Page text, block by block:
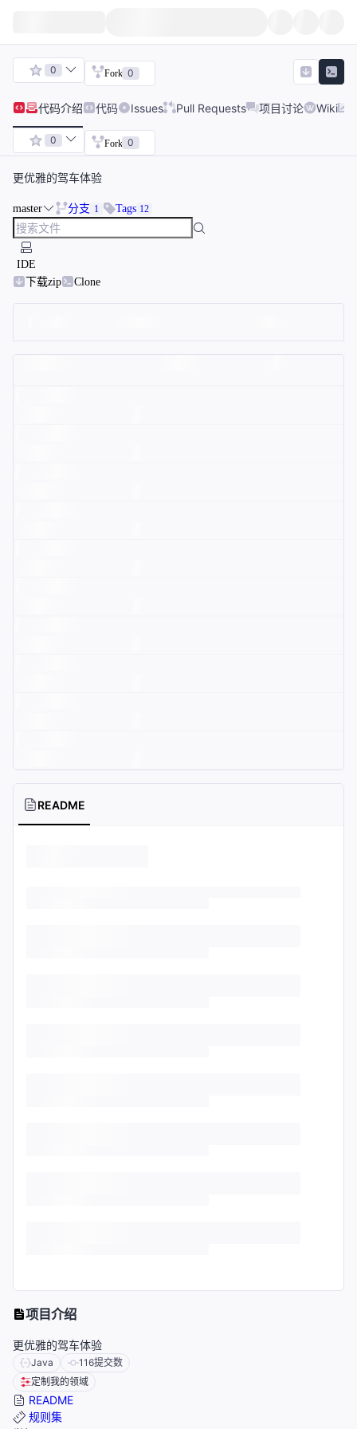
0 Fork 0
代码介绍 代码 Issues Pull Requests 项目讨论 Wiki
0 Fork 0
更优雅的驾车体验
master 分支 1 Tags 12
IDE
下载zip
Clone
README
项目介绍
更优雅的驾车体验
Java 116提交数
定制我的领域
README
规则集